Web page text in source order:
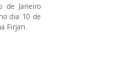
de Janeiro
dia 10 de
Firjan.